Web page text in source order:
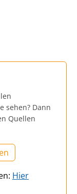
sehen? Dann
Quellen
Hier